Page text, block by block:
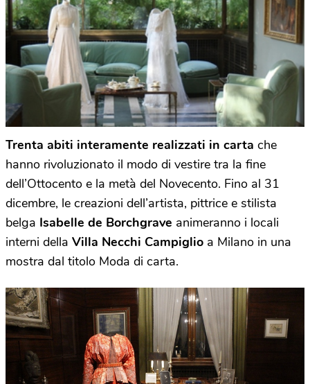
Trenta abiti interamente realizzati in carta che
hanno rivoluzionato il modo di vestire tra la fine
dell’Ottocento e la metà del Novecento. Fino al 31
dicembre, le creazioni dell’artista, pittrice e stilista
belga Isabelle de Borchgrave animeranno i locali
interni della Villa Necchi Campiglio a Milano in una
mostra dal titolo Moda di carta.